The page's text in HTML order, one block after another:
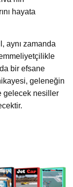
hayata
aynı zamanda
bir efsane
geleneğin
gelecek nesiller